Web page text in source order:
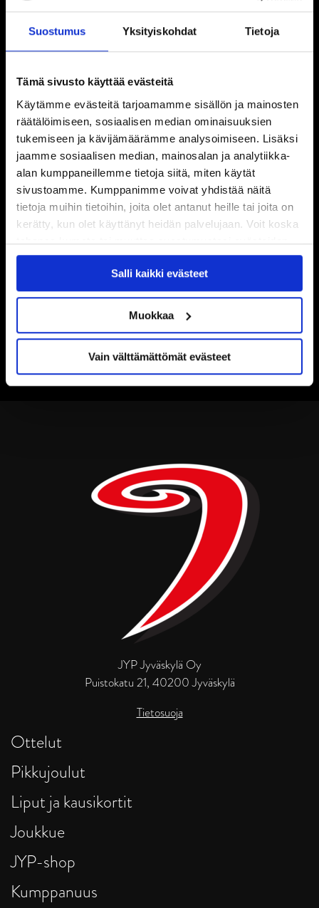
Suostumus Yksityiskohdat Tietoja
Tämä sivusto käyttää evästeitä
Käytämme evästeitä tarjoamamme sisällön ja mainosten
räätälöimiseen, sosiaalisen median ominaisuuksien
tukemiseen ja kävijämäärämme analysoimiseen. Lisäksi
jaamme sosiaalisen median, mainosalan ja analytiikka-
alan kumppaneillemme tietoja siitä, miten käytät
sivustoamme. Kumppanimme voivat yhdistää näitä
tietoja muihin tietoihin, joita olet antanut heille tai joita on
kerätty, kun olet käyttänyt heidän palvelujaan. Voit koska
tahansa kumota tai muuttaa suostumustasi evästeiden
käytöstäEvästeet-sivultamme.
Salli kaikki evästeet
Muokkaa
Vain välttämättömät evästeet
JYP Jyväskylä Oy
Puistokatu 21, 40200 Jyväskylä
Tietosuoja
Ottelut
Pikkujoulut
Liput ja kausikortit
Joukkue
JYP-shop
Kumppanuus